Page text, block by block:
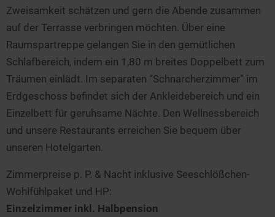
Zweisamkeit schätzen und gern die Abende zusammen
auf der Terrasse verbringen möchten. Über eine
Raumspartreppe gelangen Sie in den gemütlichen
Schlafbereich, indem ein 1,80 m breites Doppelbett zum
Träumen einlädt. Im separaten “Schnarcherzimmer” im
Erdgeschoss befindet sich der Ankleidebereich und ein
Einzelbett für geruhsame Nächte. Den Wellnessbereich
und unsere Restaurants erreichen Sie bequem über
unseren Hotelgarten.
Zimmerpreise p. P. & Nacht inklusive Seeschlößchen-
Wohlfühlpaket und HP:
Einzelzimmer inkl. Halbpension